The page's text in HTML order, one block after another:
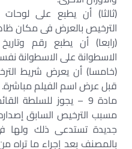
(ثالثا) أن يطبع على
الترخيص بالعرض فى مكان
(رابعا) أن يطبع رقم
الاسطوانة على الاسطوانة
(خامسا) أن يعرض شريط
قبل عرض اسم الفيلم مباشرة.
مادة 9 – يجوز للسلطة
مسبب الترخيص السابق
جديدة تستدعى ذلك ولها
بالمصنف بعد إجراء ما